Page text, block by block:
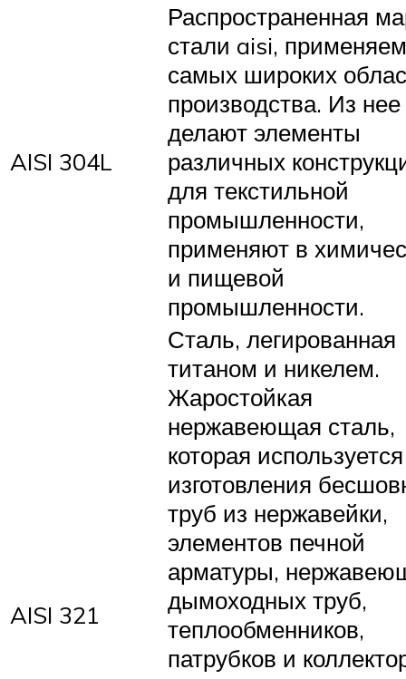
AISI 304L
Распространенная
стали aisi,
самых широких
производства. Из нее
делают элементы
различных
для текстильной
промышленности,
применяют в
и пищевой
промышленности.
AISI 321
Сталь, легированная
титаном и никелем.
Жаростойкая
нержавеющая сталь,
которая
изготовления
труб из нержавейки,
элементов печной
арматуры,
дымоходных труб,
теплообменников,
патрубков и